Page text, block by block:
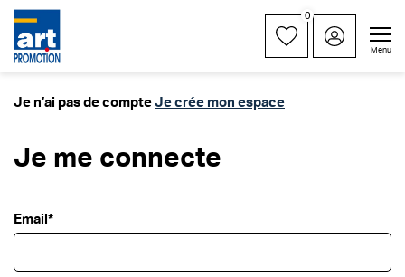
0
Menu
Je n’ai pas de compte Je crée mon espace
Je me connecte
Email*